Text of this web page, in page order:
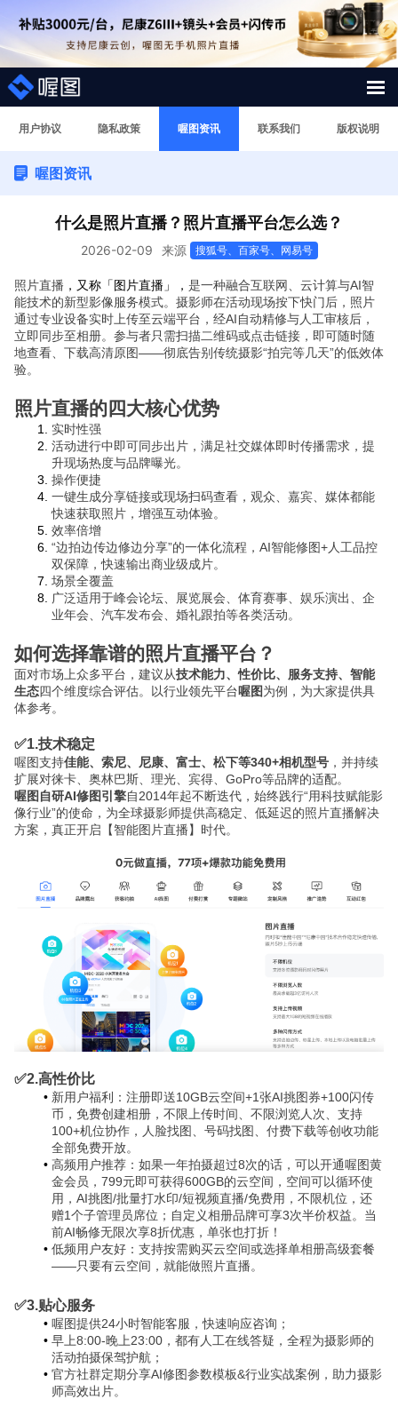
解决方案
照片案例
短视频直播案例
AI行业大模型
喔图Skill
影像人才
专题微站
关于我们
立即预约HOT
用户协议 隐私政策 喔图资讯 联系我们 版权说明
喔图资讯
什么是照片直播？照片直播平台怎么选？
2026-02-09 来源 搜狐号、百家号、网易号
照片直播 ，又称「图片直播」， 是一种融合互联网、云计算与AI智
能技术的新型影像服务模式。摄影师在活动现场按下快门后，照片
通过专业设备实时上传至云端平台，经AI自动精修与人工审核后，
立即同步至相册。参与者只需扫描二维码或点击链接，即可随时随
地查看、下载高清原图——彻底告别传统摄影“拍完等几天”的低效体
验。
照片直播的四大核心优势
实时性强
活动进行中即可同步出片，满足社交媒体即时传播需求，提
升现场热度与品牌曝光。
操作便捷
一键生成分享链接或现场扫码查看，观众、嘉宾、媒体都能
快速获取照片，增强互动体验。
效率倍增
“边拍边传边修边分享”的一体化流程，AI智能修图+人工品控
双保障，快速输出商业级成片。
场景全覆盖
广泛适用于峰会论坛、展览展会、体育赛事、娱乐演出、企
业年会、汽车发布会、婚礼跟拍等各类活动。
如何选择靠谱的照片直播平台？
面对市场上众多平台，建议从技术能力、性价比、服务支持、智能
生态四个维度综合评估。以行业领先平台喔图为例，为大家提供具
体参考。
✅1.技术稳定
喔图支持佳能、索尼、尼康、富士、松下等340+相机型号 ，并持续
扩展对徕卡、奥林巴斯、理光、宾得、GoPro等品牌的适配。
喔图自研AI修图引擎自2014年起不断迭代，始终践行“用科技赋能影
像行业”的使命，为全球摄影师提供高稳定、低延迟的照片直播解决
方案，真正开启【智能图片直播】时代。
✅2.高性价比
新用户福利：注册即送10GB云空间+1张AI挑图券+100闪传
币，免费创建相册，不限上传时间、不限浏览人次、支持
100+机位协作，人脸找图、号码找图、付费下载等创收功能
全部免费开放。
高频用户推荐：如果一年拍摄超过8次的话，可以开通喔图黄
金会员，799元即可获得600GB的云空间，空间可以循环使
用，AI挑图/批量打水印/短视频直播/免费用，不限机位，还
赠1个子管理员席位；自定义相册品牌可享3次半价权益。当
前AI畅修无限次享8折优惠，单张也打折！
低频用户友好：支持按需购买云空间或选择单相册高级套餐
——只要有云空间，就能做照片直播。
✅3.贴心服务
喔图提供24小时智能客服，快速响应咨询；
早上8:00-晚上23:00，都有人工在线答疑，全程为摄影师的
活动拍摄保驾护航；
官方社群定期分享AI修图参数模板&行业实战案例，助力摄影
师高效出片。